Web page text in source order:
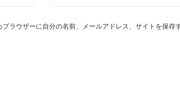
ラウザーに自分の名前、メールアドレス、サイトを保存す